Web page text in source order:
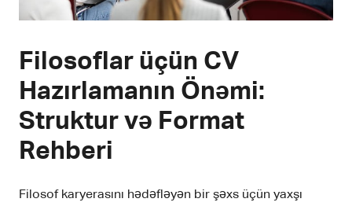
Filosoflar üçün CV
Hazırlamanın Önəmi:
Struktur və Format
Rehberi
Filosof karyerasını hədəfləyən bir şəxs üçün yaxşı